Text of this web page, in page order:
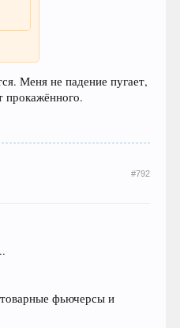
Меня не падение пугает,
прокажённого.
#792
фьючерсы и